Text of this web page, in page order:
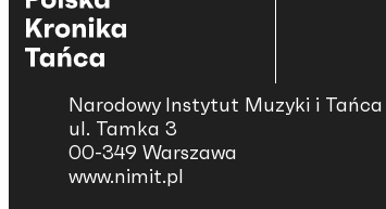
Narodowy Instytut Muzyki i Tańca
ul. Tamka 3
00-349 Warszawa
www.nimit.pl